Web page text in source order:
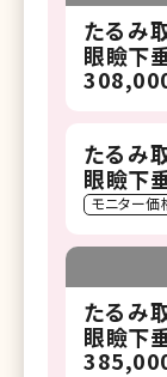
たるみ
眼瞼下
たるみ
眼瞼下
モニター価
たるみ
眼瞼下